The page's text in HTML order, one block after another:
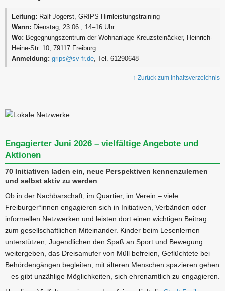
Leitung: Ralf Jogerst, GRIPS Hirnleistungstraining
Wann: Dienstag, 23.06., 14–16 Uhr
Wo: Begegnungszentrum der Wohnanlage Kreuzsteinäcker, Heinrich-
Heine-Str. 10, 79117 Freiburg
Anmeldung: grips@sv-fr.de , Tel. 61290648
↑ Zurück zum Inhaltsverzeichnis
Engagierter Juni 2026 – vielfältige Angebote und
Aktionen
70 Initiativen laden ein, neue Perspektiven kennenzulernen
und selbst aktiv zu werden
Ob in der Nachbarschaft, im Quartier, im Verein – viele
Freiburger*innen engagieren sich in Initiativen, Verbänden oder
informellen Netzwerken und leisten dort einen wichtigen Beitrag
zum gesellschaftlichen Miteinander. Kinder beim Lesenlernen
unterstützen, Jugendlichen den Spaß an Sport und Bewegung
weitergeben, das Dreisamufer von Müll befreien, Geflüchtete bei
Behördengängen begleiten, mit älteren Menschen spazieren gehen
– es gibt unzählige Möglichkeiten, sich ehrenamtlich zu engagieren.